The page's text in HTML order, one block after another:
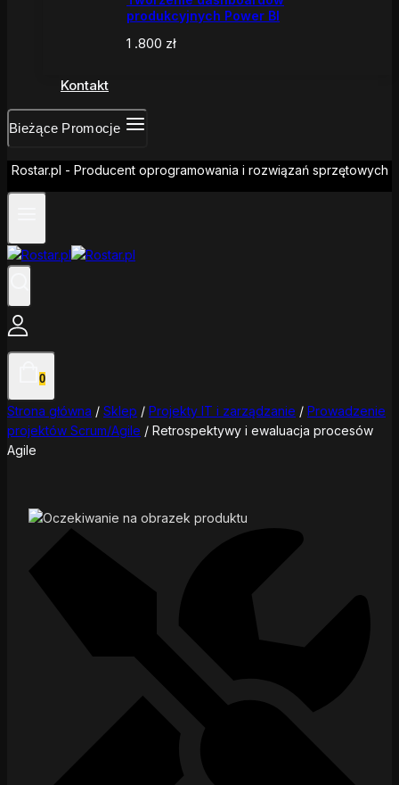
produkcyjnych Power BI
1 .800 zł
Kontakt
Bieżące Promocje
Rostar.pl - Producent oprogramowania i rozwiązań sprzętowych
0
Strona główna / Sklep / Projekty IT i zarządzanie / Prowadzenie
projektów Scrum/Agile / Retrospektywy i ewaluacja procesów
Agile